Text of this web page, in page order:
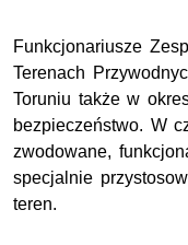
Funkcjonariusze
Terenach
Toruniu także w
bezpieczeństwo. W
zwodowane,
specjalnie
teren.